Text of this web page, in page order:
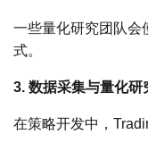
一些量化研究团队会
式。
3. 数据采集与量化研
在策略开发中，